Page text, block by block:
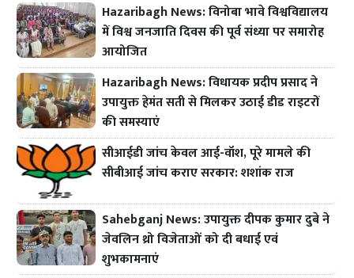
Hazaribagh News: विनोबा भावे विश्वविद्यालय
में विश्व जनजाति दिवस की पूर्व संध्या पर समारोह
आयोजित
Hazaribagh News: विधायक प्रदीप प्रसाद ने
उपायुक्त हेमंत सती से मिलकर उठाई डीड राइटरों
की समस्याएं
सीआईडी जांच केवल आई-वॉश, पूरे मामले की
सीबीआई जांच कराए सरकार: शशांक राज
Sahebganj News: उपायुक्त दीपक कुमार दुबे ने
जेवलिन थ्रो विजेताओं को दी बधाई एवं
शुभकामनाएं